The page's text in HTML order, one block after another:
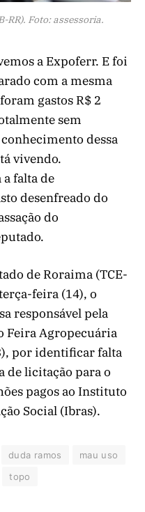
RR). Foto: assessoria.
a Expoferr. E foi
com a mesma
gastos R$ 2
sem
dessa
vivendo.
falta de
desenfreado do
do
de Roraima (TCE-
feira (14), o
responsável pela
Feira Agropecuária
por identificar falta
de licitação para o
pagos ao Instituto
Social (Ibras).
duda ramos
mau uso
topo